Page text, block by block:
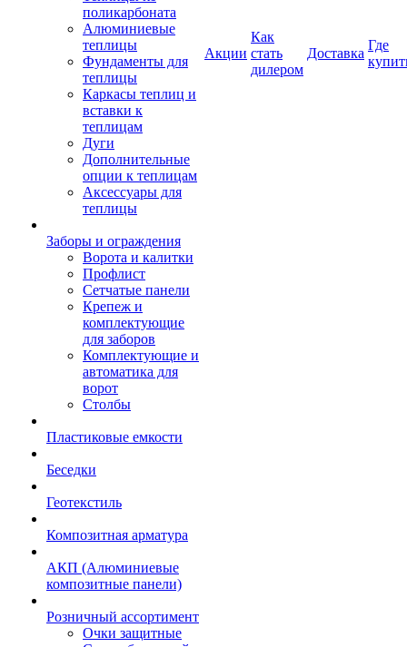
поликарбоната
Алюминиевые
теплицы
Фундаменты для
теплицы
Каркасы теплиц и
вставки к
теплицам
Дуги
Дополнительные
опции к теплицам
Аксессуары для
теплицы
Заборы и ограждения
Ворота и калитки
Профлист
Сетчатые панели
Крепеж и
комплектующие
для заборов
Комплектующие и
автоматика для
ворот
Столбы
Пластиковые емкости
Беседки
Геотекстиль
Композитная арматура
АКП (Алюминиевые
композитные панели)
Розничный ассортимент
Очки защитные
Акции
Как
стать
дилером
Доставка
Где